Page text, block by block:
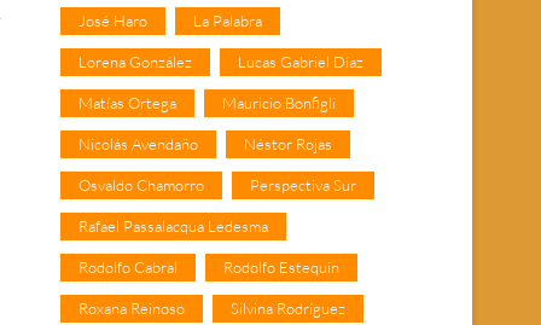
José Haro La Palabra
Lorena González Lucas Gabriel Díaz
Matías Ortega Mauricio Bonfigli
Nicolás Avendaño Néstor Rojas
Osvaldo Chamorro Perspectiva Sur
Rafael Passalacqua Ledesma
Rodolfo Cabral Rodolfo Estequin
Roxana Reinoso Silvina Rodríguez